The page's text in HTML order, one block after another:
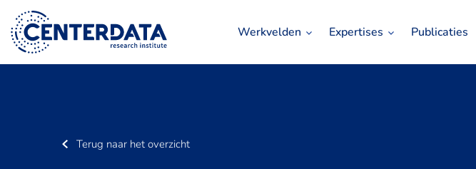
Werkvelden Expertises Publicaties
Terug naar het overzicht